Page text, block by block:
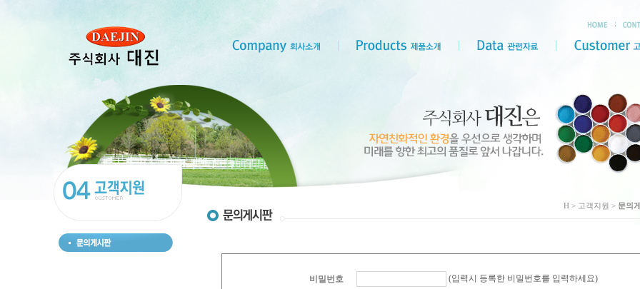
H > 고객지원 > 문의
비밀번호 (입력시 등록한 비밀번호를 입력하세요)